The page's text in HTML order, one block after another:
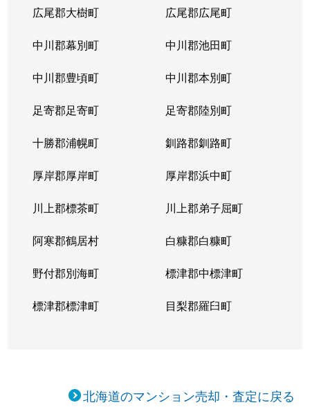
広尾郡大樹町 広尾郡広尾町
中川郡幕別町 中川郡池田町
中川郡豊頃町 中川郡本別町
足寄郡足寄町 足寄郡陸別町
十勝郡浦幌町 釧路郡釧路町
厚岸郡厚岸町 厚岸郡浜中町
川上郡標茶町 川上郡弟子屈町
阿寒郡鶴居村 白糠郡白糠町
野付郡別海町 標津郡中標津町
標津郡標津町 目梨郡羅臼町
北海道のマンション売却・査定に戻る